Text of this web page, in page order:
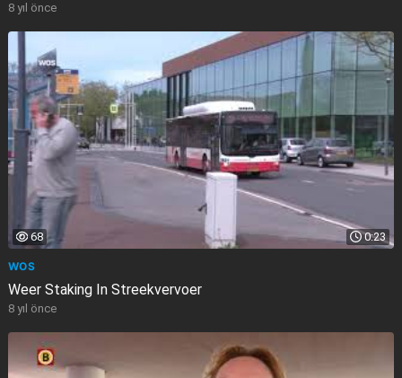
8 yıl önce
0:23
68
WOS
Weer Staking In Streekvervoer
8 yıl önce